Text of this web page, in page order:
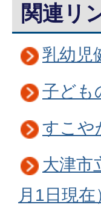
関連リ
乳幼児
子ども
すこや
大津市
月1日現在